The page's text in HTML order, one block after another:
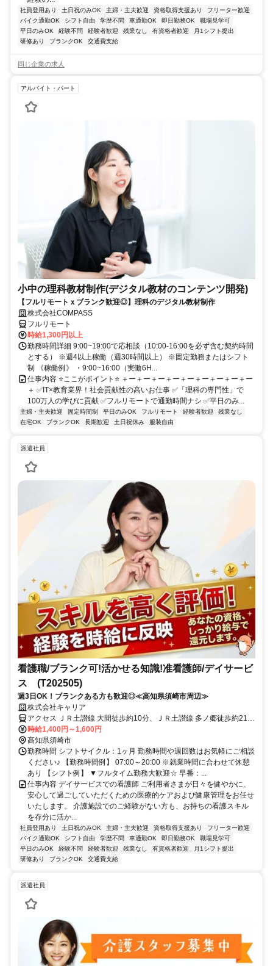
社員登用あり 土日祝のみOK 主婦・主夫歓迎 資格取得支援あり
フリーター歓迎
バイク通勤OK
シフト自由 学歴不問 車通勤OK 即日勤務OK
職場見学可
平日のみOK
経験不問 経験者歓迎 残業なし 有資格者歓迎
月1シフト提出
研修あり
ブランクOK 交通費支給
同じ企業の求人
アルバイト・パート
小中の理科教材制作(デジタル教材のコンテンツ開発)
【フルリモートｘブランク歓迎◎】理科のデジタル教材制作
株式会社COMPASS
フルリモート
時給1,300円以上
勤務時間詳細 9:00~19:00で応相談（10:00-16:00を必ず含む契約時間
とする） ※週4以上稼働（週30時間以上） ※固定勤務またはシフト
制 《稼働例》 ・9:00~16:00（実働6H...
仕事内容 ⭐ここがポイント⭐ ＋ー＋ー＋ー＋ー＋ー＋ー＋ー＋ー＋ー
＋ ✅IT×教育業界！社会貢献性の高いお仕事 ✅「理科の専門性」で
100万人の学びに貢献 ✅フルリモートで通勤時間ナシ ✅平日のみ...
主婦・主夫歓迎 固定時間制 平日のみOK フルリモート 経験者歓迎
残業なし
在宅OK
ブランクOK 長期歓迎 土日祝休み 服装自由
派遣社員
看護職/ブランク可!活かせる知識!准看護師/デイサービ
ス (T202505)
週3日OK！ブランクある方も歓迎◎≪高知県須崎市周辺≫
株式会社キャリア
アクセス ＪＲ土讃線 大間徒歩約10分、ＪＲ土讃線 多ノ郷徒歩約21
分、ＪＲ土讃線 土佐新荘徒歩約23分
時給1,400円～1,600円
高知県須崎市
勤務時間 シフトサイクル：1ヶ月 勤務時間や週回数はお気軽にご相談
ください♪ 【勤務時間例】 07:00～20:00 ※就業時間に合わせて休憩
あり 【シフト例】 ▼フルタイム勤務大歓迎☆ 早番：...
仕事内容 デイサービスでの看護師 ご利用者さまが日々を健やかに、
安心して過ごしていただくための医療的ケアおよび健康管理をお任せ
いたします。 介護施設でのご経験がない方も、お持ちの看護スキル
を存分に活か...
社員登用あり 土日祝のみOK 主婦・主夫歓迎 資格取得支援あり
フリーター歓迎
バイク通勤OK
シフト自由 学歴不問 車通勤OK 即日勤務OK
職場見学可
平日のみOK
経験不問 経験者歓迎 残業なし 有資格者歓迎
月1シフト提出
研修あり
ブランクOK 交通費支給
派遣社員